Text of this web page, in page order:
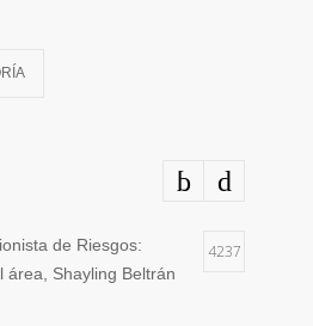
de Riesgos:
área, Shayling Beltrán
4237